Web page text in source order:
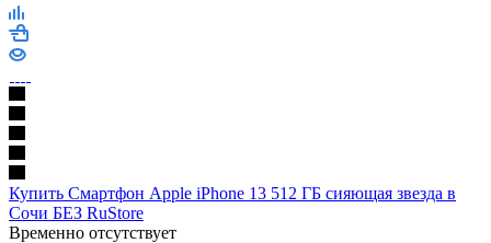
Купить Смартфон Apple iPhone 13 512 ГБ сияющая звезда в
Сочи БЕЗ RuStore
Временно отсутствует